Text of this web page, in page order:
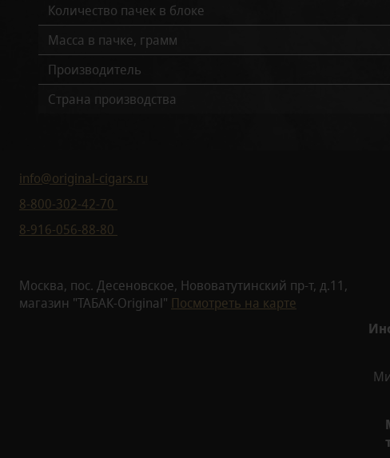
Количество пачек в блоке
Масса в пачке, грамм
Производитель
Страна производства
info@original-cigars.ru
8-800-302-42-70
8-916-056-88-80
Москва, пос. Десеновское, Нововатутинский пр-т, д.11,
магазин "ТАБАК-Original" Посмотреть на карте